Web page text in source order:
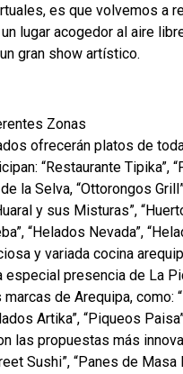
es que volvemos a
lugar acogedor al aire
gran show artístico.
Zonas
ofrecerán platos de
“Restaurante Tipika”,
la Selva, “Ottorongos
y sus Misturas”,
“Helados Nevada”,
y variada cocina
presencia de La
de Arequipa, como:
Artika”, “Piqueos
las propuestas más
Sushi”, “Panes de